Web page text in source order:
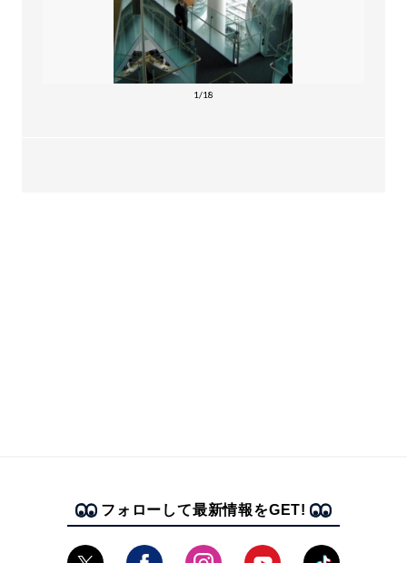
1/18
フォローして最新情報をGET!